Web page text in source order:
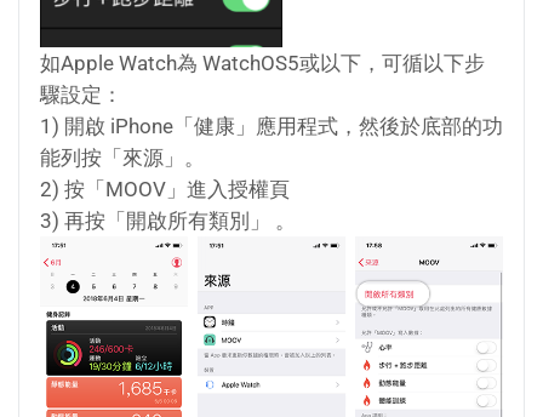
如Apple Watch為 WatchOS5或以下，可循以下步
驟設定：
1) 開啟 iPhone「健康」應用程式，然後於底部的功
能列按「來源」。
2) 按「MOOV」進入授權頁
3) 再按「開啟所有類別」 。